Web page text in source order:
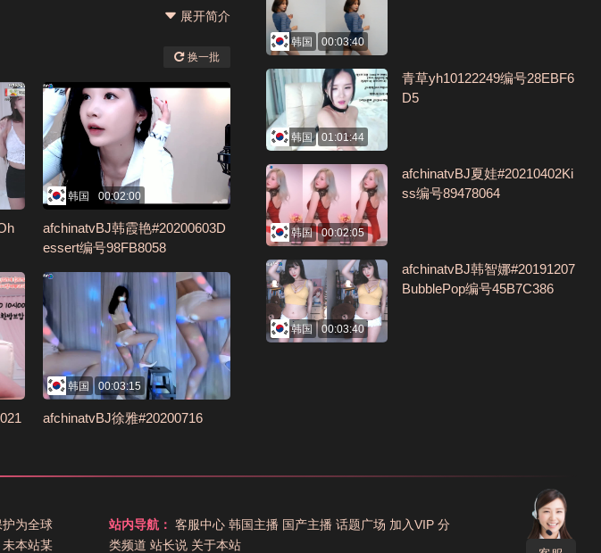
展开简介
换一批
韩国 00:02:00
afchinatvBJ韩霞艳#20200603D
essert编号98FB8058
韩国 00:03:15
afchinatvBJ徐雅#20200716
韩国 00:03:40
韩国 01:01:44
青草yh10122249编号28EBF6
D5
韩国 00:02:05
afchinatvBJ夏娃#20210402Ki
ss编号89478064
韩国 00:03:40
afchinatvBJ韩智娜#20191207
BubblePop编号45B7C386
护为全球
本站某
站内导航： 客服中心 韩国主播 国产主播 话题广场 加入VIP 分
类频道 站长说 关于本站